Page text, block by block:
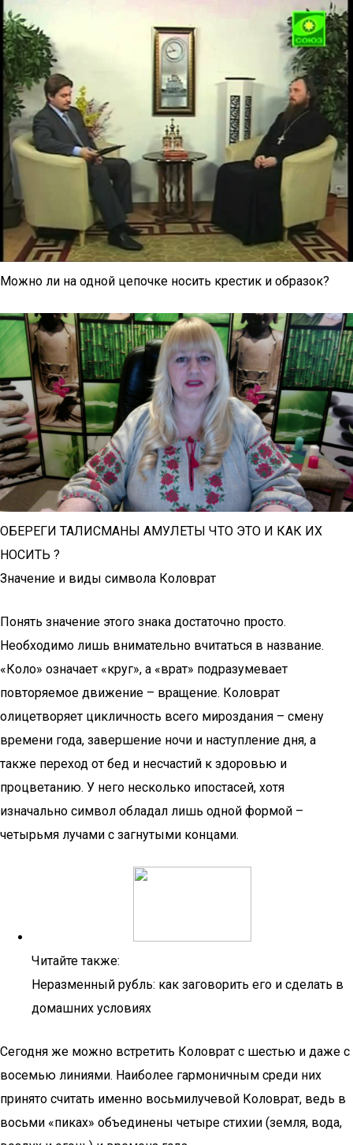
Можно ли на одной цепочке носить крестик и образок?
ОБЕРЕГИ ТАЛИСМАНЫ АМУЛЕТЫ ЧТО ЭТО И КАК ИХ
НОСИТЬ ?
Значение и виды символа Коловрат
Понять значение этого знака достаточно просто.
Необходимо лишь внимательно вчитаться в название.
«Коло» означает «круг», а «врат» подразумевает
повторяемое движение – вращение. Коловрат
олицетворяет цикличность всего мироздания – смену
времени года, завершение ночи и наступление дня, а
также переход от бед и несчастий к здоровью и
процветанию. У него несколько ипостасей, хотя
изначально символ обладал лишь одной формой –
четырьмя лучами с загнутыми концами.
Читайте также:
Неразменный рубль: как заговорить его и сделать в
домашних условиях
Сегодня же можно встретить Коловрат с шестью и даже с
восемью линиями. Наиболее гармоничным среди них
принято считать именно восьмилучевой Коловрат, ведь в
восьми «пиках» объединены четыре стихии (земля, вода,